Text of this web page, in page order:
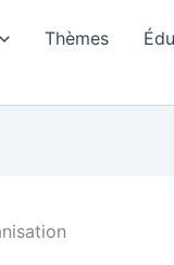
Thèmes